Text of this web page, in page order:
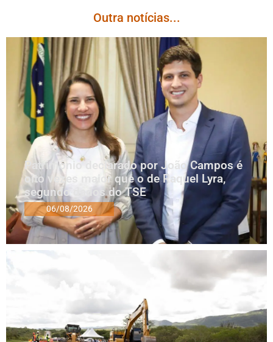
Outra notícias...
Patrimônio declarado por João Campos é
oito vezes maior que o de Raquel Lyra,
segundo dados do TSE
06/08/2026